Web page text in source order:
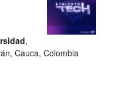
,
Cauca, Colombia